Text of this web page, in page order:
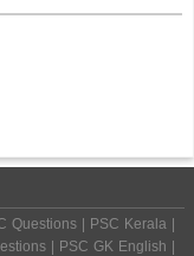
Questions | PSC Kerala |
| PSC GK English |